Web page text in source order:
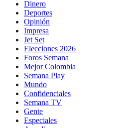
Dinero
Deportes
Opinión
Impresa
Jet Set
Elecciones 2026
Foros Semana
Mejor Colombia
Semana Play
Mundo
Confidenciales
Semana TV
Gente
Especiales